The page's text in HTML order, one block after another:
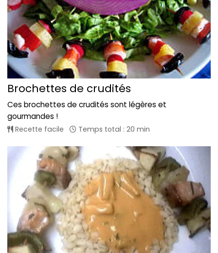
Brochettes de crudités
Ces brochettes de crudités sont légères et
gourmandes !
Recette facile Temps total : 20 min